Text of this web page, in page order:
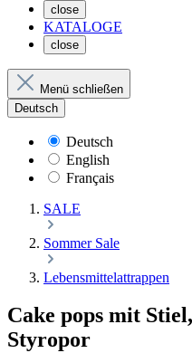
close
KATALOGE
close
Menü schließen
Deutsch
Deutsch
English
Français
SALE
Sommer Sale
Lebensmittelattrappen
Cake pops mit
Styropor